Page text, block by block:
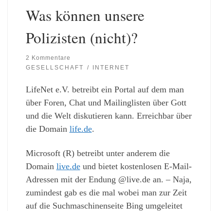
Was können unsere
Polizisten (nicht)?
2 Kommentare
GESELLSCHAFT
INTERNET
LifeNet e.V. betreibt ein Portal auf dem man
über Foren, Chat und Mailinglisten über Gott
und die Welt diskutieren kann. Erreichbar über
die Domain life.de.
Microsoft (R) betreibt unter anderem die
Domain live.deund bietet kostenlosen E-Mail-
Adressen mit der Endung @live.de an. – Naja,
zumindest gab es die mal wobei man zur Zeit
auf die Suchmaschinenseite Bing umgeleitet